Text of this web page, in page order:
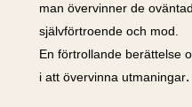
man övervinner de
självförtroende och mod.
En förtrollande berättelse
i att övervinna utmaningar.